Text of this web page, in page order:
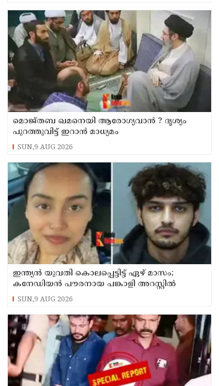
മൊജ്തബ ഖമനെയി ആരോഗ്യവാന്‍ ? ദൃശ്യം
പുറത്തുവിട്ട് ഇറാന്‍ മാധ്യമം
SUN,9 AUG 2026
ഇന്ത്യന്‍ യുവതി കൊലപ്പെട്ടിട്ട് ഏഴ് മാസം;
കനേഡിയന്‍ പൗരനായ പങ്കാളി അറസ്റ്റില്‍
SUN,9 AUG 2026